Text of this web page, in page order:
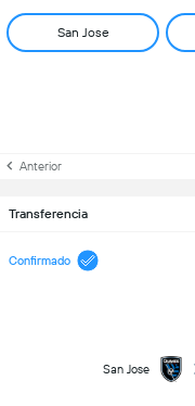
San Jose
Anterior
Transferencia
Confirmado
San Jose